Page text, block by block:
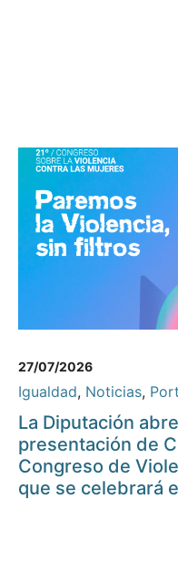
27/07/2026
Igualdad, Noticias,
La Diputación
presentación de
Congreso de
que se celebrará